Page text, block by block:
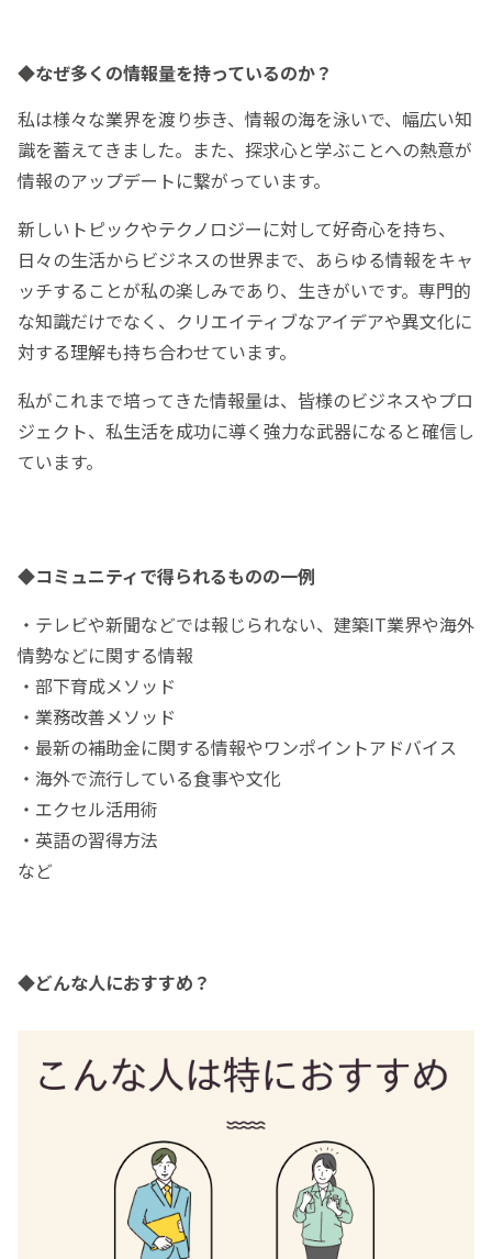
◆なぜ多くの情報量を持っているのか？
私は様々な業界を渡り歩き、情報の海を泳いで、幅広い知
識を蓄えてきました。また、探求心と学ぶことへの熱意が
情報のアップデートに繋がっています。
新しいトピックやテクノロジーに対して好奇心を持ち、
日々の生活からビジネスの世界まで、あらゆる情報をキャ
ッチすることが私の楽しみであり、生きがいです。専門的
な知識だけでなく、クリエイティブなアイデアや異文化に
対する理解も持ち合わせています。
私がこれまで培ってきた情報量は、皆様のビジネスやプロ
ジェクト、私生活を成功に導く強力な武器になると確信し
ています。
◆コミュニティで得られるものの一例
・テレビや新聞などでは報じられない、建築IT業界や海外
情勢などに関する情報
・部下育成メソッド
・業務改善メソッド
・最新の補助金に関する情報やワンポイントアドバイス
・海外で流行している食事や文化
・エクセル活用術
・英語の習得方法
など
◆どんな人におすすめ？